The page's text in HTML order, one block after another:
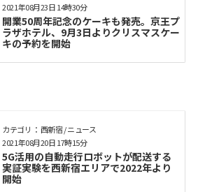
開業50周年記念のケーキも発売。京王プ
ラザホテル、9月3日よりクリスマスケー
キの予約を開始
2021年08月23日 14時30分
カテゴリ： 西新宿 / ニュース
5G活用の自動走行ロボットが配送する
実証実験を西新宿エリアで2022年より
開始
2021年08月20日 17時15分